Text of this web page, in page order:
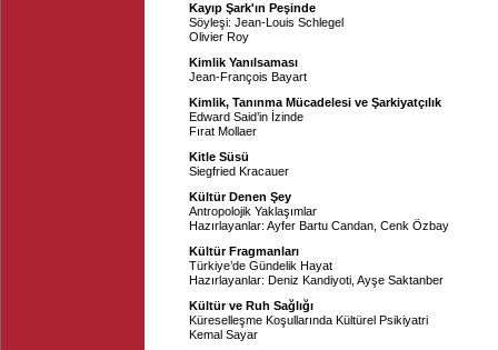
Kayıp Şark'ın Peşinde
Söyleşi: Jean-Louis Schlegel
Olivier Roy
Kimlik Yanılsaması
Jean-François Bayart
Kimlik, Tanınma Mücadelesi ve Şarkiyatçılık
Edward Said’in İzinde
Fırat Mollaer
Kitle Süsü
Siegfried Kracauer
Kültür Denen Şey
Antropolojik Yaklaşımlar
Hazırlayanlar: Ayfer Bartu Candan Cenk Özbay
Kültür Fragmanları
Türkiye’de Gündelik Hayat
Hazırlayanlar: Deniz Kandiyoti Ayşe Saktanber
Kültür ve Ruh Sağlığı
Küreselleşme Koşullarında Kültürel Psikiyatri
Kemal Sayar